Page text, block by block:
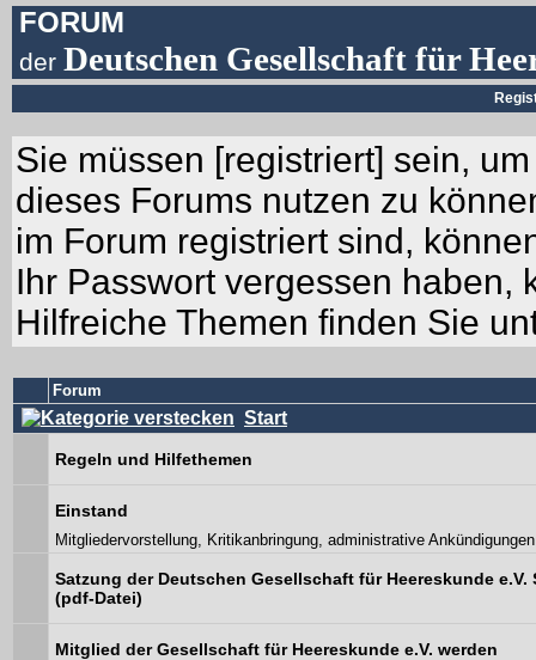
FORUM
derDeutschen Gesellschaft für
Sie müssen [registriert] sein,
dieses Forums nutzen zu
im Forum registriert sind,
Ihr Passwort vergessen haben,
Hilfreiche Themen finden Sie
Forum
Start
Regeln und Hilfethemen
Einstand
Mitgliedervorstellung, Kritikanbringung, administrative Ankündigungen
Satzung der Deutschen Gesellschaft für Heereskunde e.V.
(pdf-Datei)
Mitglied der Gesellschaft für Heereskunde e.V. werden